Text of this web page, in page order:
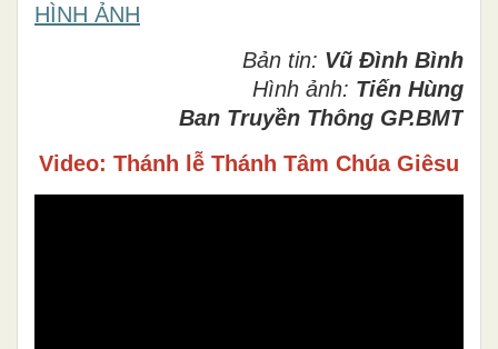
HÌNH ẢNH
Bản tin: Vũ Đình Bình
Hình ảnh: Tiến Hùng
Ban Truyền Thông GP.BMT
Video: Thánh lễ Thánh Tâm Chúa Giêsu